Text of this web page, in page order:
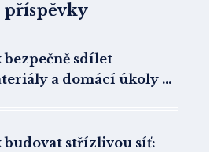
příspěvky
bezpečně sdílet
a domácí úkoly v
budovat střízlivou síť: